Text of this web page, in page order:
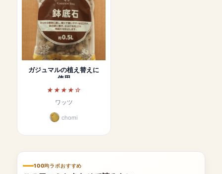
ガジュマルの植え替えに
使用
ワッツ
chomi
100均ラボおすすめ